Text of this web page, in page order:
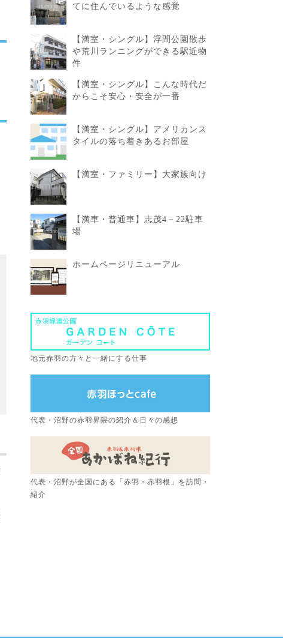
てに住んでいるような感覚
【満室・シングル】浮間公園散歩
や荒川ランニングができる駅近物
件
【満室・シングル】こんな時代だ
からこそ安心・安全が一番
【満室・シングル】アメリカンス
タイルの落ち着きあるお部屋
【満室・ファミリー】大家族向け
【満車・普通車】志茂4－22駐車
場
ホームページリニューアル
地元赤羽の方々と一緒にする仕事
代表・沼野の赤羽界隈の紹介＆日々の感想
代表・沼野が全国にある「赤羽・赤羽根」を訪問・
紹介